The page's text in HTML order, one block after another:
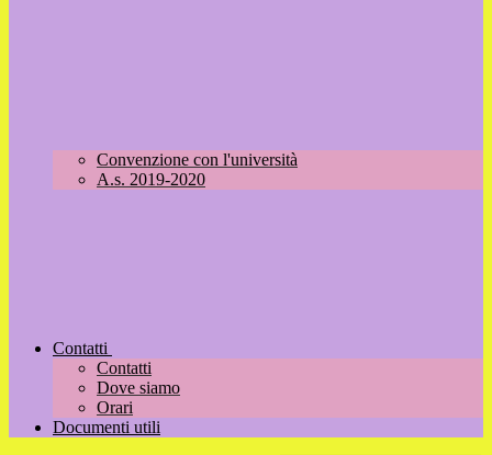
Convenzione con l'università
A.s. 2019-2020
Contatti
Contatti
Dove siamo
Orari
Documenti utili